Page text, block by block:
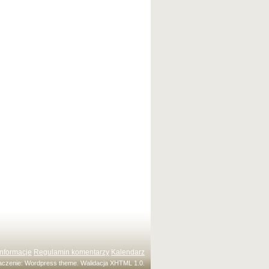
Regulamin komentarzy Kalendarz
Wordpress theme. WalidacjaXHTML 1.0.